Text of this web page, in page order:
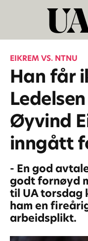
EIKREM VS. NTNU
Han får
Øyvind
inngått
- En god
godt fornøyd
til UA torsdag
ham en
arbeidsplikt.